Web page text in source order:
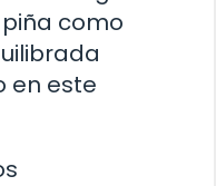
como
en este